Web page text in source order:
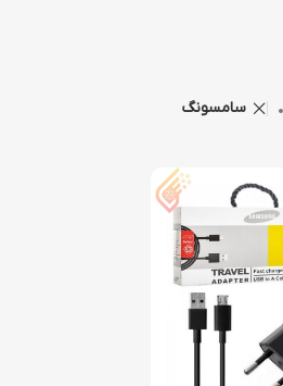
سامسونگ